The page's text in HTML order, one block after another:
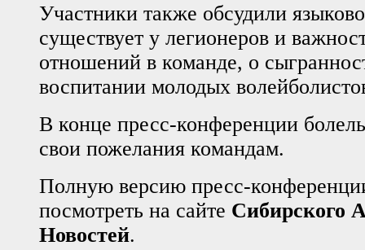
Участники также обсудили
существует у легионеров и
отношений в команде, о
воспитании молодых
В конце пресс-конференции
свои пожелания командам.
Полную версию пресс-
посмотреть на сайте Сибирского
Новостей.